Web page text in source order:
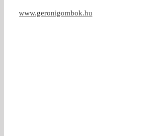
www.geronigombok.hu